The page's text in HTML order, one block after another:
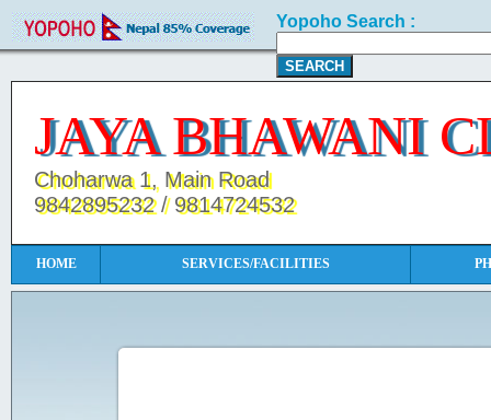
Yopoho Search :
JAYA BHAWANI
Choharwa 1, Main Road
9842895232 / 9814724532
HOME SERVICES/FACILITIES